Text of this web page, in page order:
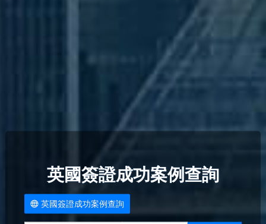
英國簽證成功案例查詢
英國簽證成功案例查詢